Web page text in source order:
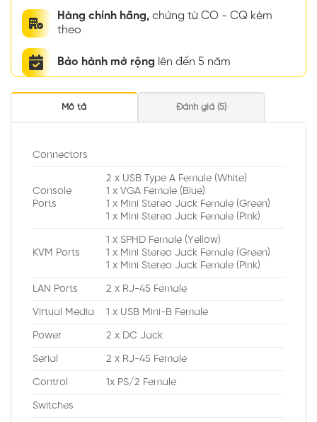
Hàng chính hãng, chứng từ CO - CQ kèm
theo
Bảo hành mở rộng lên đến 5 năm
Mô tả Đánh giá (5)
Connectors
Console
Ports
2 x USB Type A Female (White)
1 x VGA Female (Blue)
1 x Mini Stereo Jack Female (Green)
1 x Mini Stereo Jack Female (Pink)
KVM Ports
1 x SPHD Female (Yellow)
1 x Mini Stereo Jack Female (Green)
1 x Mini Stereo Jack Female (Pink)
LAN Ports 2 x RJ-45 Female
Virtual Media 1 x USB Mini-B Female
Power 2 x DC Jack
Serial 2 x RJ-45 Female
Control 1x PS/2 Female
Switches